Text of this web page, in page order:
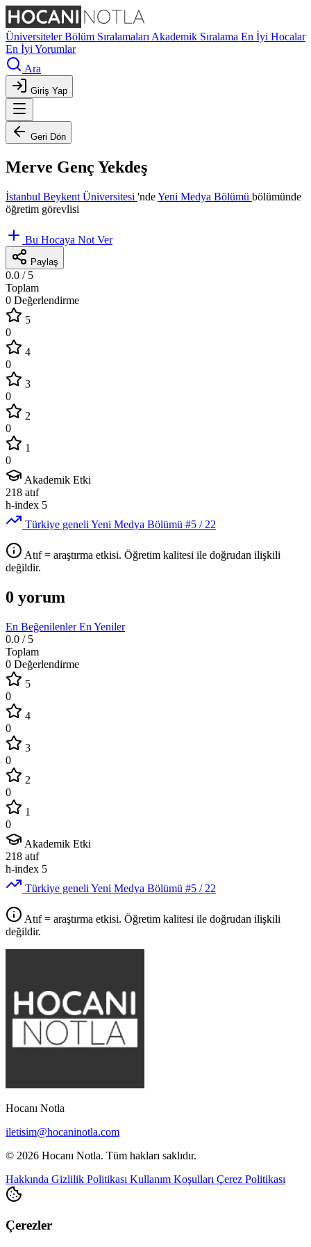
ÜniversitelerBölüm Sıralamaları Akademik Sıralama En İyi Hocalar
En İyi Yorumlar
Ara
Giriş Yap
Geri Dön
Merve Genç Yekdeş
İstanbul Beykent Üniversitesi 'ndeYeni Medya Bölümü bölümünde
öğretim görevlisi
Bu Hocaya Not Ver
Paylaş
0.0 / 5
Toplam
0 Değerlendirme
5
0
4
0
3
0
2
0
1
0
Akademik Etki
218 atıf
h-index 5
Türkiye geneli Yeni Medya Bölümü #5 / 22
Atıf = araştırma etkisi. Öğretim kalitesi ile doğrudan ilişkili
değildir.
0 yorum
En BeğenilenlerEn Yeniler
0.0 / 5
Toplam
0 Değerlendirme
5
0
4
0
3
0
2
0
1
0
Akademik Etki
218 atıf
h-index 5
Türkiye geneli Yeni Medya Bölümü #5 / 22
Atıf = araştırma etkisi. Öğretim kalitesi ile doğrudan ilişkili
değildir.
Hocanı Notla
iletisim@hocaninotla.com
© 2026 Hocanı Notla. Tüm hakları saklıdır.
Hakkında Gizlilik Politikası Kullanım Koşulları Çerez Politikası
Çerezler